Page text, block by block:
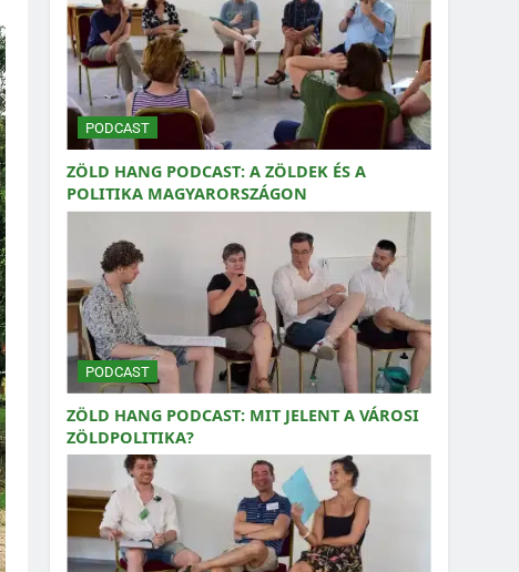
PODCAST
ZÖLD HANG PODCAST: A ZÖLDEK ÉS A
POLITIKA MAGYARORSZÁGON
PODCAST
ZÖLD HANG PODCAST: MIT JELENT A VÁROSI
ZÖLDPOLITIKA?